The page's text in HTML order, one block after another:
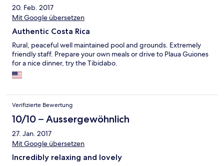
20. Feb. 2017
Mit Google übersetzen
Authentic Costa Rica
Rural, peaceful well maintained pool and grounds. Extremely
friendly staff. Prepare your own meals or drive to Plaua Guiones
for a nice dinner, try the Tibidabo.
Verifizierte Bewertung
10/10 – Aussergewöhnlich
27. Jan. 2017
Mit Google übersetzen
Incredibly relaxing and lovely